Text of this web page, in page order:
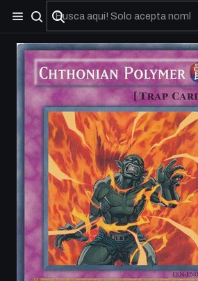
No olviden reportar sus depositos y